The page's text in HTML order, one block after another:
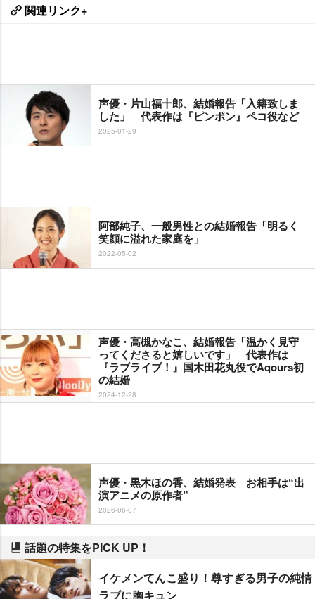
関連リンク+
声優・片山福十郎、結婚報告「入籍致しま
した」 代表作は『ピンポン』ペコ役など
2025-01-29
阿部純子、一般男性との結婚報告「明るく
笑顔に溢れた家庭を」
2022-05-02
声優・高槻かなこ、結婚報告「温かく見守
ってくださると嬉しいです」 代表作は
『ラブライブ！』国木田花丸役でAqours初
の結婚
2024-12-28
声優・黒木ほの香、結婚発表 お相手は“出
演アニメの原作者”
2026-06-07
話題の特集をPICK UP！
イケメンてんこ盛り！尊すぎる男子の純情
ラブに胸キュン